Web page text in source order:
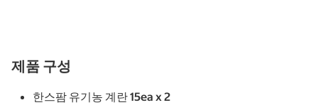
제품 구성
한스팜 유기농 계란 15ea x 2